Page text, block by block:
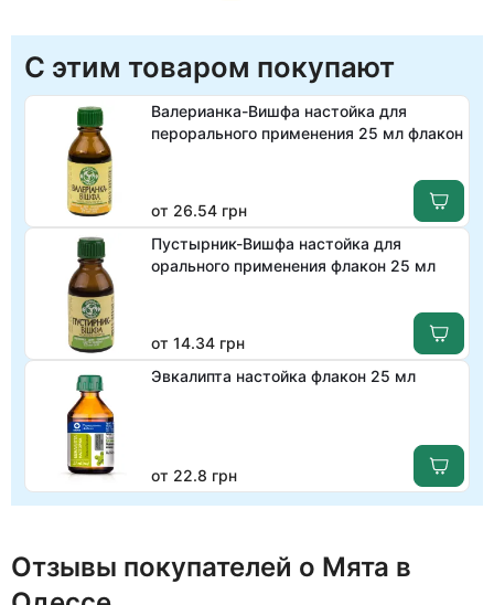
С этим товаром покупают
Валерианка-Вишфа настойка для
перорального применения 25 мл флакон
от 26.54 грн
Пустырник-Вишфа настойка для
орального применения флакон 25 мл
от 14.34 грн
Эвкалипта настойка флакон 25 мл
от 22.8 грн
Отзывы покупателей о Мята в